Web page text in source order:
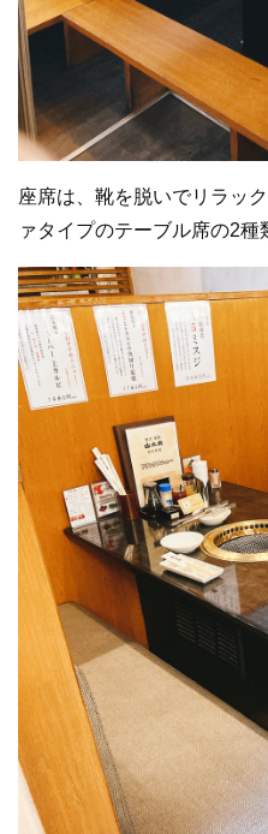
座席は、靴を脱いでリラッ
ァタイプのテーブル席の2種